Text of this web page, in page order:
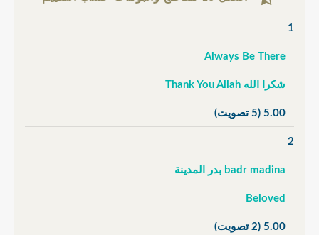
1
Always Be There
شكرا الله Thank You Allah
5.00 (5 تصويت)
2
badr madina بدر المدينة
Beloved
5.00 (2 تصويت)